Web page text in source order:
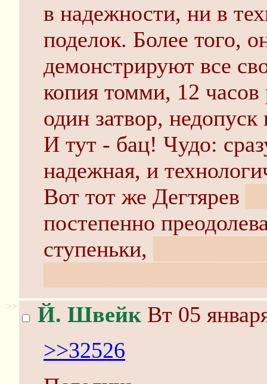
в надежности, ни в
поделок. Более того,
демонстрируют все
копия томми, 12 часов
один затвор, недопуск
И тут - бац! Чудо:
надежная, и
Вот тот же Дегтярев
постепенно
ступеньки,
>> Й. Швейк Вт 05
>>32526